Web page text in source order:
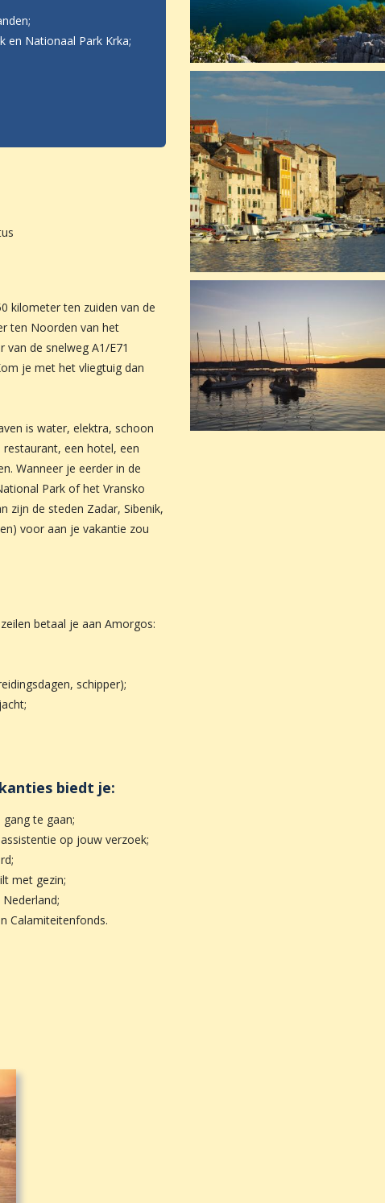
en Nationaal Park Krka;
kilometer ten zuiden van de
ten Noorden van het
de snelweg A1/E71
je met het vliegtuig dan
is water, elektra, schoon
restaurant, een hotel, een
Wanneer je eerder in de
Park of het Vransko
zijn de steden Zadar, Sibenik,
voor aan je vakantie zou
betaal je aan Amorgos:
schipper);
biedt je:
te gaan;
op jouw verzoek;
met gezin;
Calamiteitenfonds.